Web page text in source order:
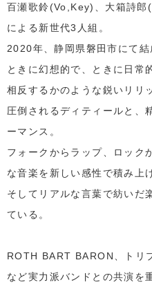
百瀬歌鈴(Vo,Key)、大箱詩
による新世代3人組。
2020年、静岡県磐田市にて結
ときに幻想的で、ときに日常
相反するかのような鋭いリリ
圧倒されるディティールと、
ーマンス。
フォークからラップ、ロック
な音楽を新しい感性で積み上
そしてリアルな言葉で紡いだ
ている。
ROTH BART BARON、トリ
など実力派バンドとの共演を